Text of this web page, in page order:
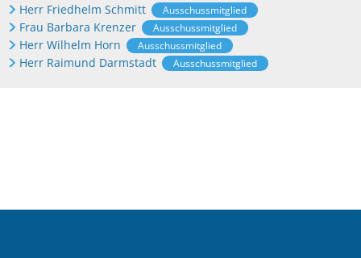
Herr Friedhelm Schmitt Ausschussmitglied
Frau Barbara Krenzer Ausschussmitglied
Herr Wilhelm Horn Ausschussmitglied
Herr Raimund Darmstadt Ausschussmitglied